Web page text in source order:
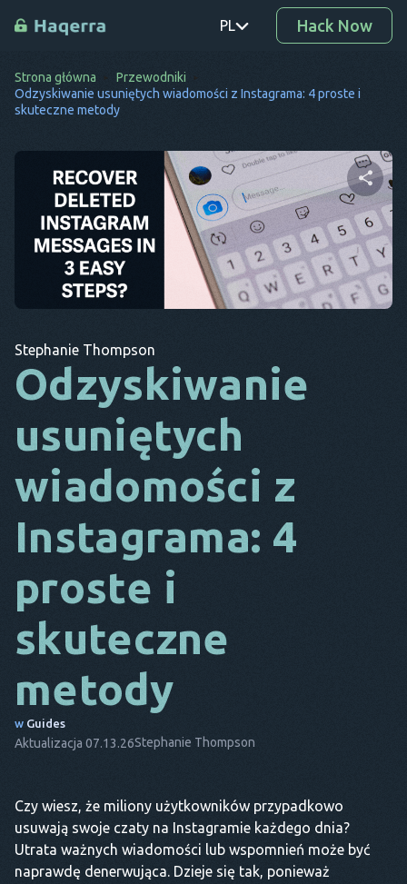
PL
PT
RO
DE
SV
KO
EL
CS
DA
TO
FR
NL
Hack Now
Strona główna
Przewodniki
Odzyskiwanie usuniętych wiadomości z Instagrama: 4 proste i
skuteczne metody
Udostępnij ten artykuł
Twitter Facebook Kopiuj link
Stephanie Thompson
Odzyskiwanie
usuniętych
wiadomości z
Instagrama: 4
proste i
skuteczne
metody
w Guides
Aktualizacja 07.13.26Stephanie Thompson
Czy wiesz, że miliony użytkowników przypadkowo
usuwają swoje czaty na Instagramie każdego dnia?
Utrata ważnych wiadomości lub wspomnień może być
naprawdę denerwująca. Dzieje się tak, ponieważ